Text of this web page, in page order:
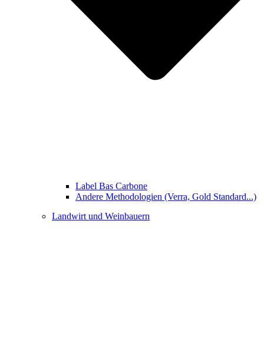
Label Bas Carbone
Andere Methodologien (Verra, Gold Standard...)
Landwirt und Weinbauern